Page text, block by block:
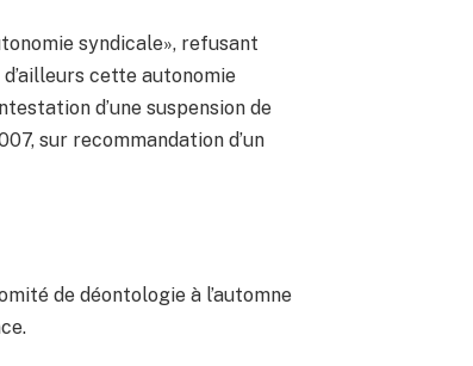
syndicale», refusant
d’ailleurs cette autonomie
d’une suspension de
sur recommandation d’un
de déontologie à l’automne